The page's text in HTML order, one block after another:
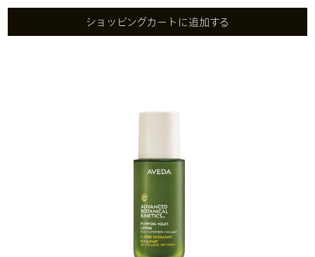
ショッピングカートに追加する